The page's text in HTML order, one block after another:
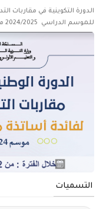
الدورة التكوينية في مقاربات
للموسم الدراسي 2024/2025 معاينة الدورة التكوينية كاملة
التسميات